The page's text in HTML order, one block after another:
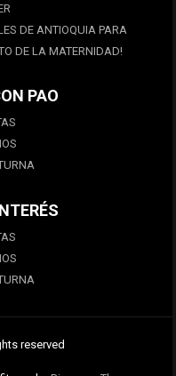
DE ANTIOQUIA PARA
DE LA MATERNIDAD!
PAO
reserved